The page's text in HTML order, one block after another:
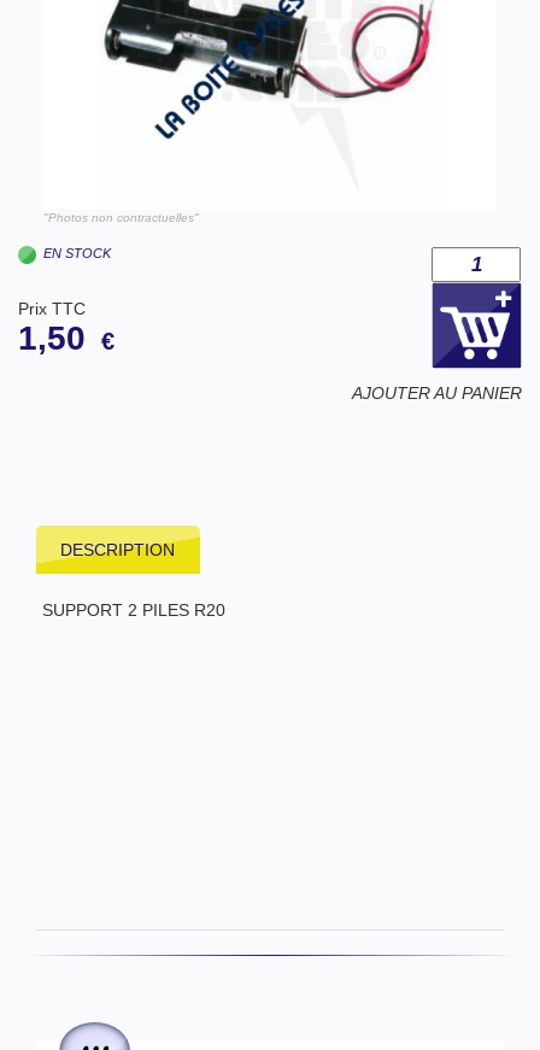
"Photos non contractuelles"
EN STOCK
Prix TTC
1,50 €
AJOUTER AU PANIER
DESCRIPTION
SUPPORT 2 PILES R20